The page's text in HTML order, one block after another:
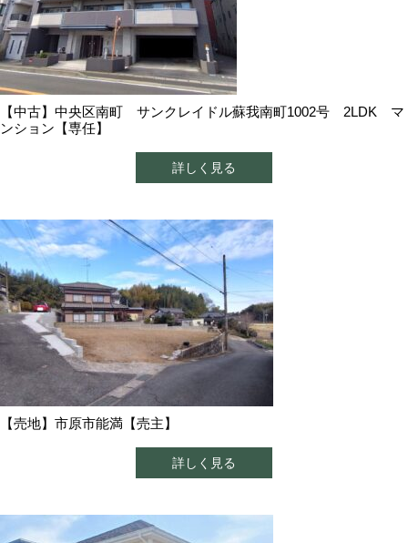
【中古】中央区南町 サンクレイドル蘇我南町1002号 2LDK マ
ンション【専任】
詳しく見る
【売地】市原市能満【売主】
詳しく見る